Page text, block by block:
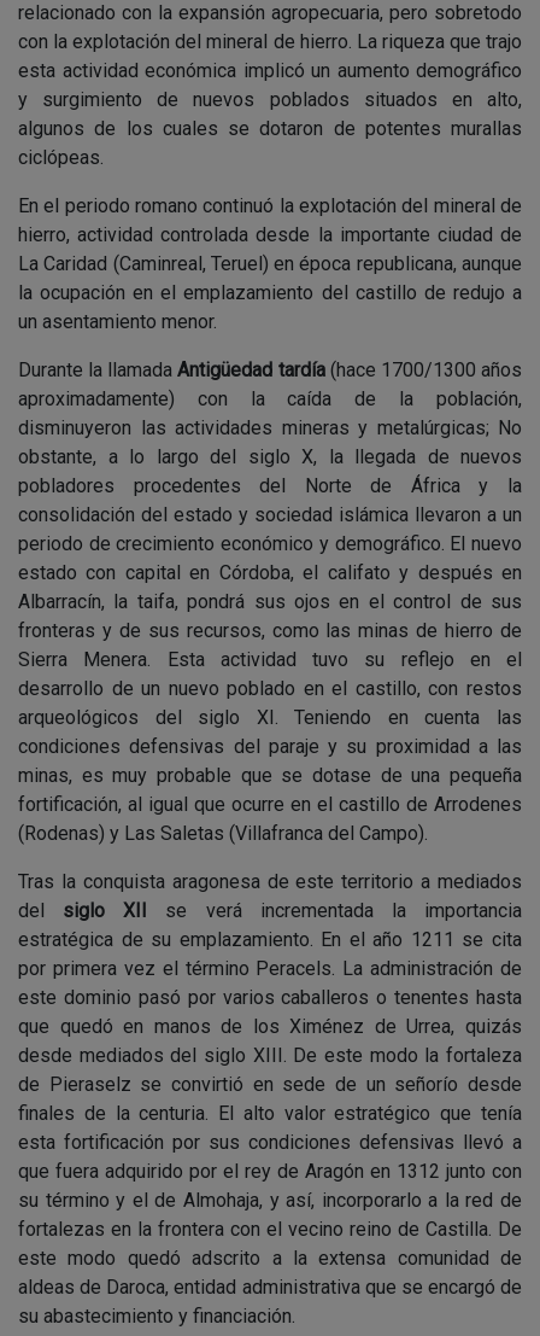
relacionado con la expansión agropecuaria, pero sobretodo
con la explotación del mineral de hierro. La riqueza que trajo
esta actividad económica implicó un aumento demográfico
y surgimiento de nuevos poblados situados en alto,
algunos de los cuales se dotaron de potentes murallas
ciclópeas.
En el periodo romano continuó la explotación del mineral de
hierro, actividad controlada desde la importante ciudad de
La Caridad (Caminreal, Teruel) en época republicana, aunque
la ocupación en el emplazamiento del castillo de redujo a
un asentamiento menor.
Durante la llamadaAntigüedad tardía(hace 1700/1300 años
aproximadamente) con la caída de la población,
disminuyeron las actividades mineras y metalúrgicas; No
obstante, a lo largo del siglo X, la llegada de nuevos
pobladores procedentes del Norte de África y la
consolidación del estado y sociedad islámica llevaron a un
periodo de crecimiento económico y demográfico. El nuevo
estado con capital en Córdoba, el califato y después en
Albarracín, la taifa, pondrá sus ojos en el control de sus
fronteras y de sus recursos, como las minas de hierro de
Sierra Menera. Esta actividad tuvo su reflejo en el
desarrollo de un nuevo poblado en el castillo, con restos
arqueológicos del siglo XI. Teniendo en cuenta las
condiciones defensivas del paraje y su proximidad a las
minas, es muy probable que se dotase de una pequeña
fortificación, al igual que ocurre en el castillo de Arrodenes
(Rodenas) y Las Saletas (Villafranca del Campo).
Tras la conquista aragonesa de este territorio a mediados
del siglo XII se verá incrementada la importancia
estratégica de su emplazamiento. En el año 1211 se cita
por primera vez el término Peracels. La administración de
este dominio pasó por varios caballeros o tenentes hasta
que quedó en manos de los Ximénez de Urrea, quizás
desde mediados del siglo XIII. De este modo la fortaleza
de Pieraselz se convirtió en sede de un señorío desde
finales de la centuria. El alto valor estratégico que tenía
esta fortificación por sus condiciones defensivas llevó a
que fuera adquirido por el rey de Aragón en 1312 junto con
su término y el de Almohaja, y así, incorporarlo a la red de
fortalezas en la frontera con el vecino reino de Castilla. De
este modo quedó adscrito a la extensa comunidad de
aldeas de Daroca, entidad administrativa que se encargó de
su abastecimiento y financiación.